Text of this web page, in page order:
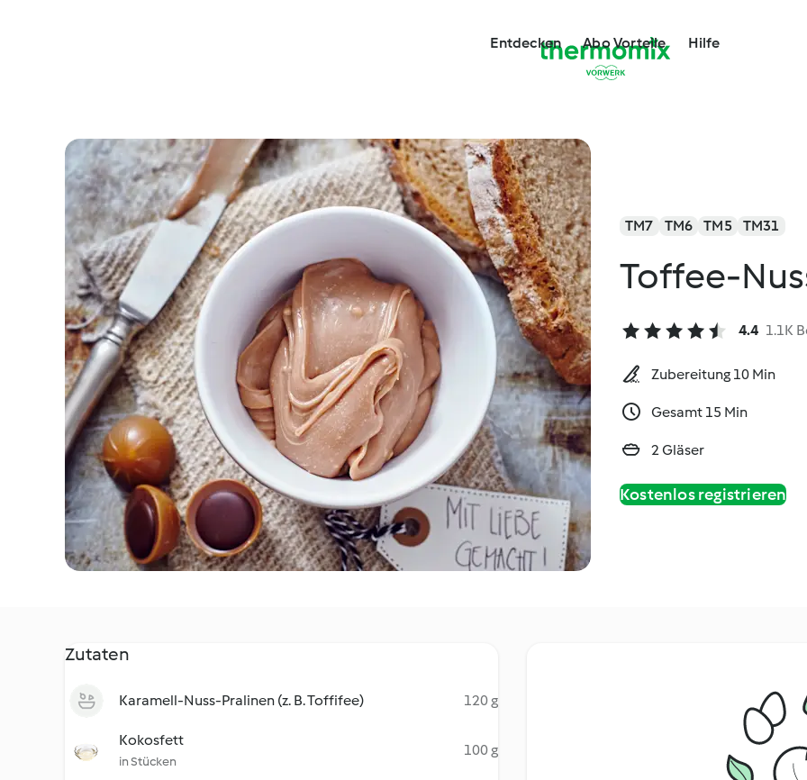
Entdecken Abo Vorteile Hilfe
TM7 TM6 TM5 TM31
Toffee-
4.4 1.1K
Zubereitung 10 Min
Gesamt 15 Min
2 Gläser
Kostenlos registrieren
Zutaten
Karamell-Nuss-Pralinen (z. B. Toffifee) 120 g
Kokosfett
in Stücken
100 g